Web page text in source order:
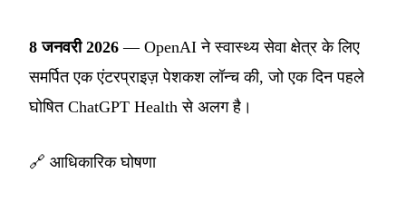
8 जनवरी 2026 — OpenAI ने स्वास्थ्य सेवा क्षेत्र के लिए
समर्पित एक एंटरप्राइज़ पेशकश लॉन्च की, जो एक दिन पहले
घोषित ChatGPT Health से अलग है।
🔗 आधिकारिक घोषणा